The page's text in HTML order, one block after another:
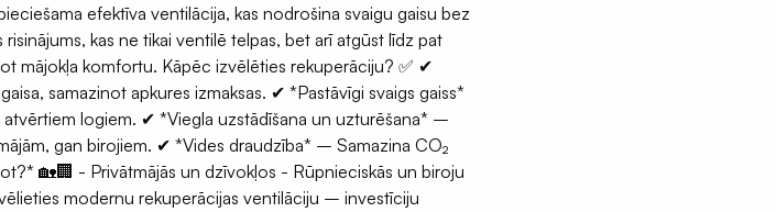
efektīva ventilācija, kas nodrošina svaigu gaisu bez
kas ne tikai ventilē telpas, bet arī atgūst līdz pat
mājokļa komfortu. Kāpēc izvēlēties rekuperāciju? ✅ ✔
samazinot apkures izmaksas. ✔ *Pastāvīgi svaigs gaiss*
logiem. ✔ *Viegla uzstādīšana un uzturēšana* –
gan birojiem. ✔ *Vides draudzība* – Samazina CO₂
🏡🏢 - Privātmājās un dzīvokļos - Rūpnieciskās un biroju
modernu rekuperācijas ventilāciju – investīciju